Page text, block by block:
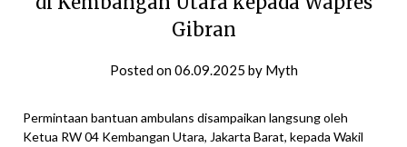
Gibran
Posted on06.09.2025 by Myth
Permintaan bantuan ambulans disampaikan langsung oleh
Ketua RW 04 Kembangan Utara, Jakarta Barat, kepada Wakil